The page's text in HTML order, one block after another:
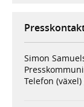
Simon
Telefon (växel)